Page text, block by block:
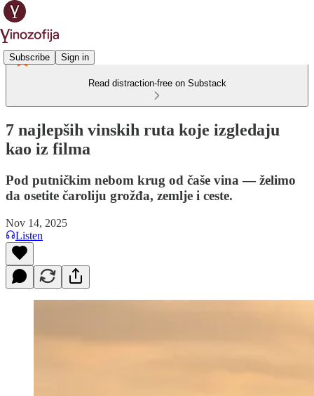
Subscribe Sign in
Read distraction-free on Substack
7 najlepših vinskih ruta koje izgledaju
kao iz filma
Pod putničkim nebom krug od čaše vina — želimo
da osetite čaroliju grožđa, zemlje i ceste.
Nov 14, 2025
Listen